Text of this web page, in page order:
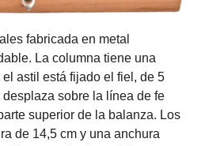
fabricada en metal
La columna tiene una
astil está fijado el fiel, de 5
sobre la línea de fe
superior de la balanza. Los
de 14,5 cm y una anchura